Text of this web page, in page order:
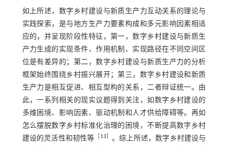
如上所述，数字乡村建设与新质生产力互动关系的理论与
实践探索，是与地方生产力要素构成和多元影响因素相适
应的，并呈现阶段性特征，第一，数字乡村建设与新质生
产力生成的实现条件、作用机制、实现路径在不同空间区
位是有差异的；第二，数字乡村建设与新质生产力的分析
框架始终围绕乡村振兴展开；第三，数字乡村建设和新质
生产力是相互促进、相互型构的关系，二者辩证统一。由
此，一系列相关的现实议题得到关注，如数字乡村建设的
多维困境、影响因素、驱动机制和人才供给障碍等。再如
怎么摆脱数字乡村标准化治理的困境，不断提高数字乡村
建设的灵活性和韧性等
13
。综上所述，数字乡村建设与